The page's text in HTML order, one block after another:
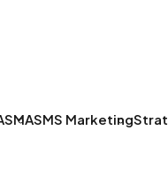
SMASMS Marketing